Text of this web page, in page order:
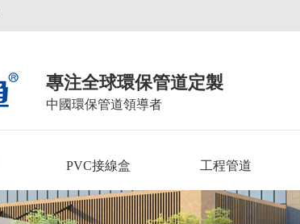
專注全球環保管道定製
中國環保管道領導者
PVC接線盒 工程管道